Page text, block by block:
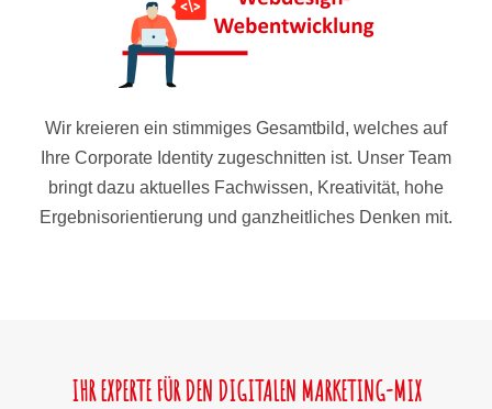
Wir kreieren ein stimmiges Gesamtbild, welches auf
Ihre Corporate Identity zugeschnitten ist. Unser Team
bringt dazu aktuelles Fachwissen, Kreativität, hohe
Ergebnisorientierung und ganzheitliches Denken mit.
IHR EXPERTE FÜR DEN DIGITALEN MARKETING-MIX